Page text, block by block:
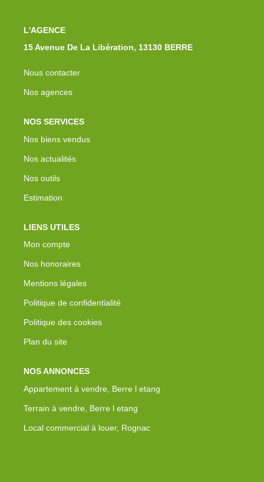
L'AGENCE
15 Avenue De La Libération, 13130 BERRE
Nous contacter
Nos agences
NOS SERVICES
Nos biens vendus
Nos actualités
Nos outils
Estimation
LIENS UTILES
Mon compte
Nos honoraires
Mentions légales
Politique de confidentialité
Politique des cookies
Plan du site
NOS ANNONCES
Appartement à vendre, Berre l etang
Terrain à vendre, Berre l etang
Local commercial à louer, Rognac